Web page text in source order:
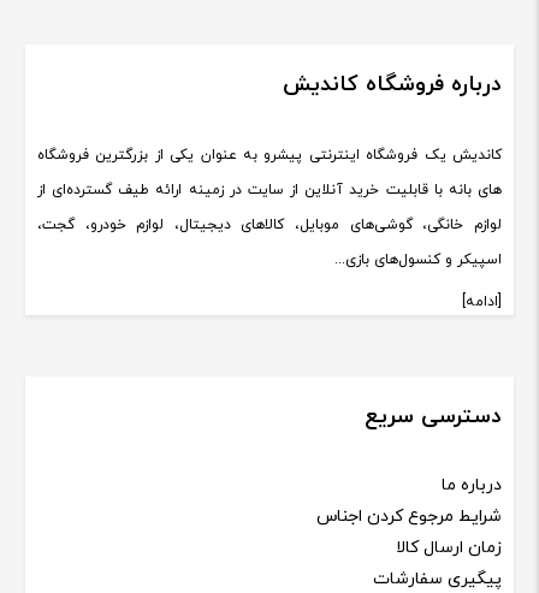
درباره فروشگاه کاندیش
کاندیش یک فروشگاه اینترنتی پیشرو به عنوان یکی از بزرگترین فروشگاه
های بانه با قابلیت خرید آنلاین از سایت در زمینه ارائه طیف گسترده‌ای از
لوازم خانگی، گوشی‌های موبایل، کالاهای دیجیتال، لوازم خودرو، گجت،
اسپیکر و کنسول‌های بازی...
[ادامه]
دسترسی سریع
درباره ما
شرایط مرجوع کردن اجناس
زمان ارسال کالا
پیگیری سفارشات